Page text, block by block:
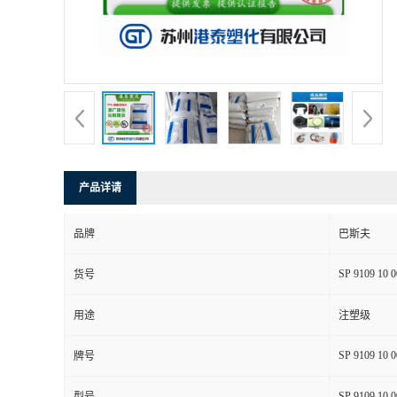
产品详请
品牌 巴斯夫
货号 SP 9109 10
用途 注塑级
牌号 SP 9109 10